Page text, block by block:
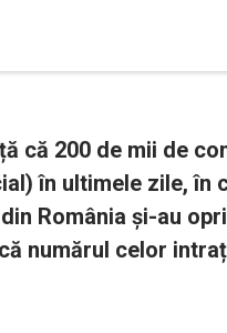
că 200 de mii de
în ultimele zile, în
România și-au
numărul celor